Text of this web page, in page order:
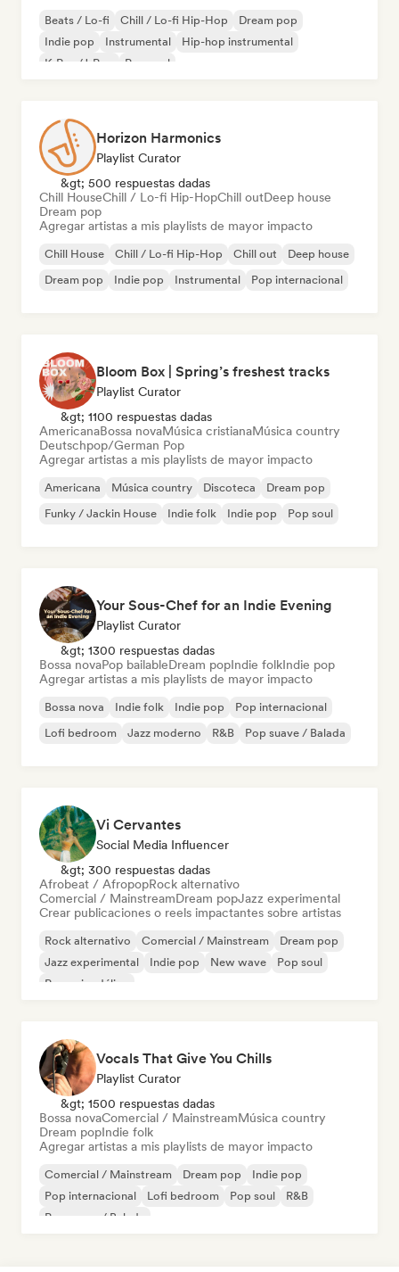
Beats / Lo-fi Chill / Lo-fi Hip-Hop
Dream pop
Indie pop
Instrumental
Hip-hop instrumental
K-Pop/J-Pop
Pop soul
Horizon Harmonics
Playlist Curator
&gt; 500 respuestas dadas
Chill HouseChill / Lo-fi Hip-HopChill outDeep house
Dream pop
Agregar artistas a mis playlists de mayor impacto
Chill House Chill / Lo-fi Hip-Hop Chill out
Deep house
Dream pop
Indie pop Instrumental Pop internacional
Bloom Box | Spring’s freshest tracks
Playlist Curator
&gt; 1100 respuestas dadas
AmericanaBossa novaMúsica cristianaMúsica country
Deutschpop/German Pop
Agregar artistas a mis playlists de mayor impacto
Americana Música country Discoteca
Dream pop
Funky / Jackin House
Indie folk Indie pop Pop soul
Your Sous-Chef for an Indie Evening
Playlist Curator
&gt; 1300 respuestas dadas
Bossa novaPop bailableDream popIndie folkIndie pop
Agregar artistas a mis playlists de mayor impacto
Bossa nova Indie folk Indie pop
Pop internacional
Lofi bedroom
Jazz moderno R&B Pop suave / Balada
Vi Cervantes
Social Media Influencer
&gt; 300 respuestas dadas
Afrobeat / AfropopRock alternativo
Comercial / MainstreamDream popJazz experimental
Crear publicaciones o reels impactantes sobre artistas
Rock alternativo Comercial / Mainstream
Dream pop
Jazz experimental
Indie pop New wave
Pop soul
Pop psicodélico
Vocals That Give You Chills
Playlist Curator
&gt; 1500 respuestas dadas
Bossa novaComercial / MainstreamMúsica country
Dream popIndie folk
Agregar artistas a mis playlists de mayor impacto
Comercial / Mainstream Dream pop
Indie pop
Pop internacional
Lofi bedroom Pop soul
R&B
Pop suave / Balada